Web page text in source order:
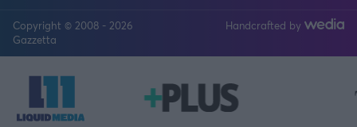
Copyright © 2008 - 2026
Gazzetta
Handcrafted by